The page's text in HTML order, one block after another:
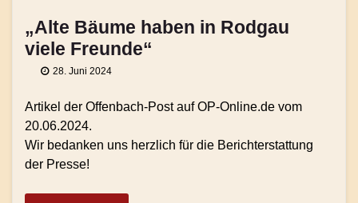
„Alte Bäume haben in Rodgau
viele Freunde“
28. Juni 2024
Artikel der Offenbach-Post auf OP-Online.de vom
20.06.2024.
Wir bedanken uns herzlich für die Berichterstattung
der Presse!